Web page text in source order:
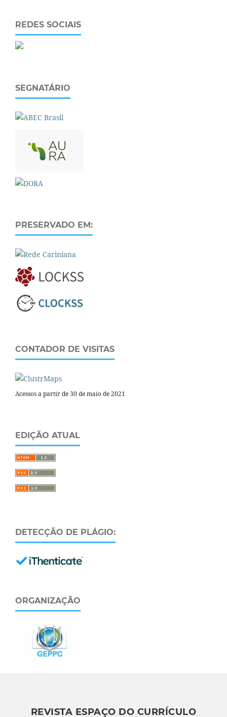
REDES SOCIAIS
SEGNATÁRIO
PRESERVADO EM:
CONTADOR DE VISITAS
Acessos a partir de 30 de maio de 2021
EDIÇÃO ATUAL
DETECÇÃO DE PLÁGIO:
ORGANIZAÇÃO
REVISTA ESPAÇO DO CURRÍCULO